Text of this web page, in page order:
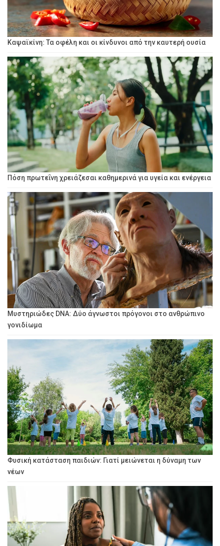
Καψαϊκίνη: Τα οφέλη και οι κίνδυνοι από την καυτερή ουσία
Πόση πρωτεΐνη χρειάζεσαι καθημερινά για υγεία και ενέργεια
Μυστηριώδες DNA: Δύο άγνωστοι πρόγονοι στο ανθρώπινο
γονιδίωμα
Φυσική κατάσταση παιδιών: Γιατί μειώνεται η δύναμη των
νέων